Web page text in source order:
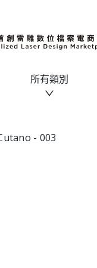
所有類別